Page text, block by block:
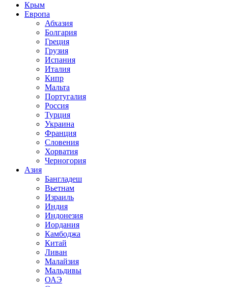
Крым
Европа
Абхазия
Болгария
Греция
Грузия
Испания
Италия
Кипр
Мальта
Португалия
Россия
Турция
Украина
Франция
Словения
Хорватия
Черногория
Азия
Бангладеш
Вьетнам
Израиль
Индия
Индонезия
Иордания
Камбоджа
Китай
Ливан
Малайзия
Мальдивы
ОАЭ